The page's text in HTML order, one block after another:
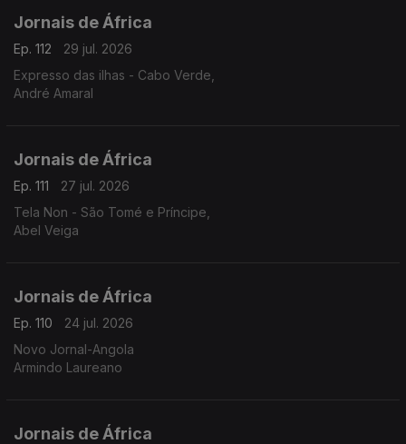
Jornais de África
Ep. 112
29 jul. 2026
Expresso das ilhas - Cabo Verde,
André Amaral
Jornais de África
Ep. 111
27 jul. 2026
Tela Non - São Tomé e Príncipe,
Abel Veiga
Jornais de África
Ep. 110
24 jul. 2026
Novo Jornal-Angola
Armindo Laureano
Jornais de África